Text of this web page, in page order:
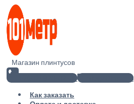
Перейти
содержимому
Магазин плинтусов
+7(812) 920-02-38
info@101metr.ru
Как заказать